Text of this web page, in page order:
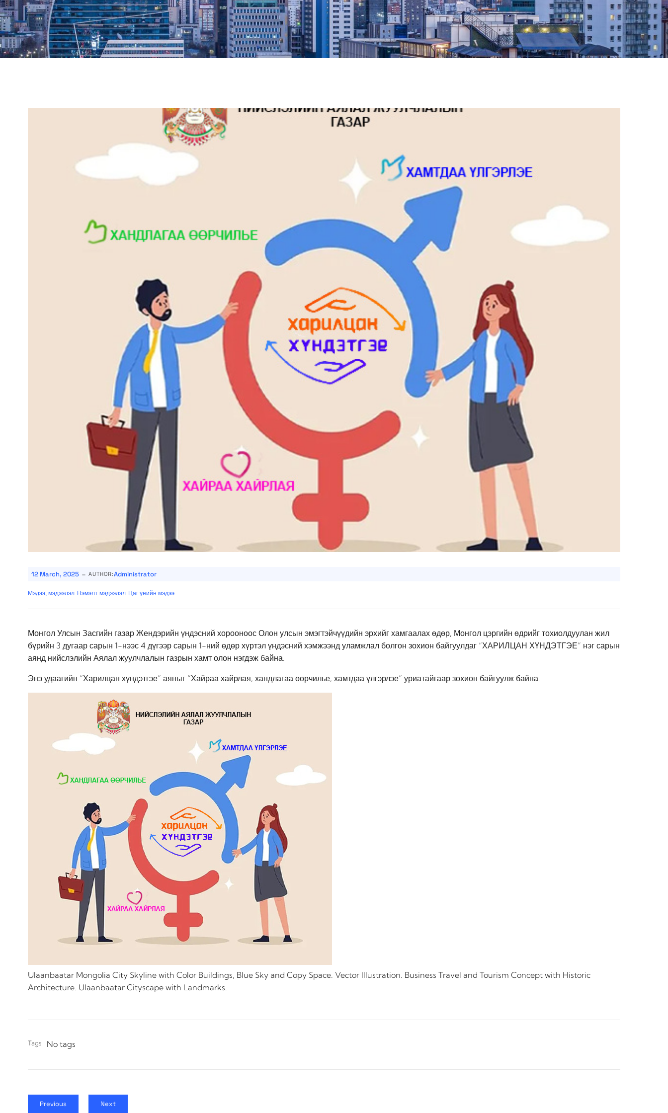
12 March, 2025 - AUTHOR:Administrator
Мэдээ, мэдээлэл Нэмэлт мэдээлэл Цаг үеийн мэдээ
Монгол Улсын Засгийн газар Жендэрийн үндэсний хорооноос Олон улсын эмэгтэйчүүдийн эрхийг хамгаалах өдөр, Монгол цэргийн өдрийг тохиолдуулан жил
бүрийн 3 дугаар сарын 1-нээс 4 дүгээр сарын 1-ний өдөр хүртэл үндэсний хэмжээнд уламжлал болгон зохион байгуулдаг “ХАРИЛЦАН ХҮНДЭТГЭЕ” нэг сарын
аянд нийслэлийн Аялал жуулчлалын газрын хамт олон нэгдэж байна.
Энэ удаагийн “Харилцан хүндэтгэе” аяныг “Хайраа хайрлая, хандлагаа өөрчилье, хамтдаа үлгэрлэе” уриатайгаар зохион байгуулж байна.
Ulaanbaatar Mongolia City Skyline with Color Buildings, Blue Sky and Copy Space. Vector Illustration. Business Travel and Tourism Concept with Historic
Architecture. Ulaanbaatar Cityscape with Landmarks.
Tags: No tags
Previous Next